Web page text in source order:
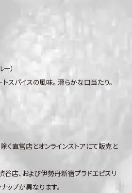
）
トスパイスの風味。 滑らかな口当たり。
直営店とオンラインストアにて販売と
谷店、および伊勢丹新宿プラドエピスリ
ップが異なります。